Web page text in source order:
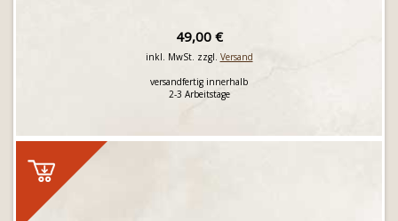
49,00 €
inkl. MwSt. zzgl. Versand
versandfertig innerhalb
2-3 Arbeitstage